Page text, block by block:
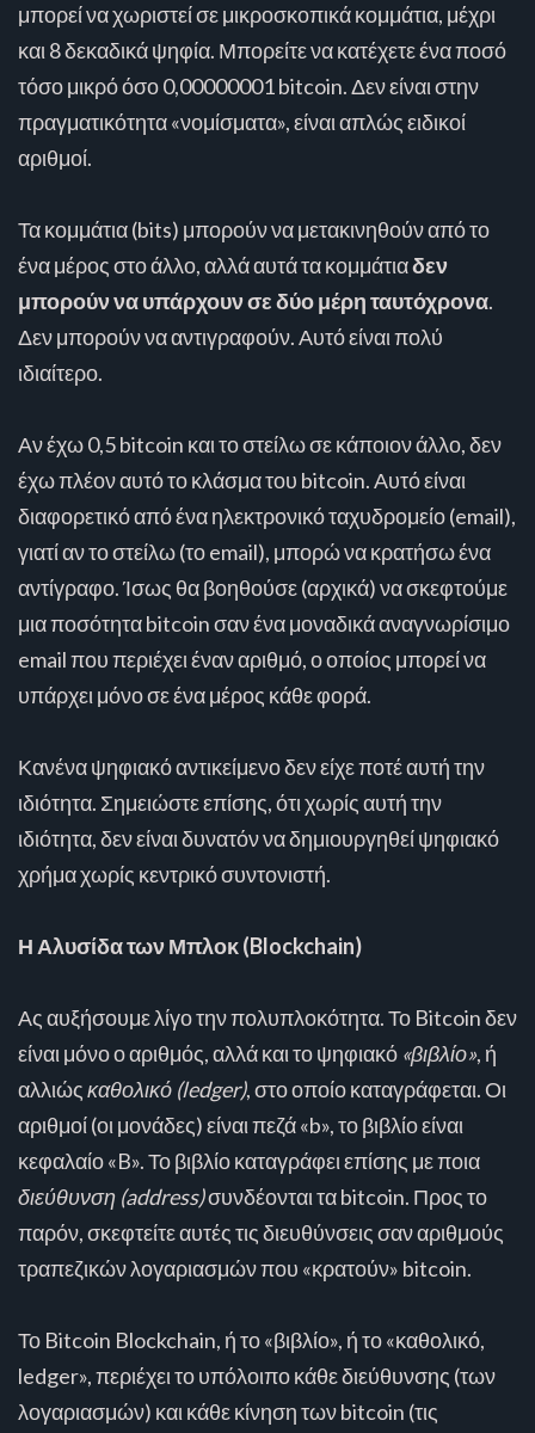
μπορεί να χωριστεί σε μικροσκοπικά κομμάτια, μέχρι
και 8 δεκαδικά ψηφία. Μπορείτε να κατέχετε ένα ποσό
τόσο μικρό όσο 0,00000001 bitcoin. Δεν είναι στην
πραγματικότητα «νομίσματα», είναι απλώς ειδικοί
αριθμοί.
Τα κομμάτια (bits) μπορούν να μετακινηθούν από το
ένα μέρος στο άλλο, αλλά αυτά τα κομμάτιαδεν
μπορούν να υπάρχουν σε δύο μέρη ταυτόχρονα.
Δεν μπορούν να αντιγραφούν. Αυτό είναι πολύ
ιδιαίτερο.
Αν έχω 0,5 bitcoin και το στείλω σε κάποιον άλλο, δεν
έχω πλέον αυτό το κλάσμα του bitcoin. Αυτό είναι
διαφορετικό από ένα ηλεκτρονικό ταχυδρομείο (email),
γιατί αν το στείλω (το email), μπορώ να κρατήσω ένα
αντίγραφο. Ίσως θα βοηθούσε (αρχικά) να σκεφτούμε
μια ποσότητα bitcoin σαν ένα μοναδικά αναγνωρίσιμο
email που περιέχει έναν αριθμό, ο οποίος μπορεί να
υπάρχει μόνο σε ένα μέρος κάθε φορά.
Κανένα ψηφιακό αντικείμενο δεν είχε ποτέ αυτή την
ιδιότητα. Σημειώστε επίσης, ότι χωρίς αυτή την
ιδιότητα, δεν είναι δυνατόν να δημιουργηθεί ψηφιακό
χρήμα χωρίς κεντρικό συντονιστή.
Η Αλυσίδα των Μπλοκ (Blockchain)
Ας αυξήσουμε λίγο την πολυπλοκότητα. Το Bitcoin δεν
είναι μόνο ο αριθμός, αλλά και το ψηφιακό «βιβλίο», ή
αλλιώςκαθολικό (ledger), στο οποίο καταγράφεται. Οι
αριθμοί (οι μονάδες) είναι πεζά «b», το βιβλίο είναι
κεφαλαίο «B». Το βιβλίο καταγράφει επίσης με ποια
διεύθυνση (address)συνδέονται τα bitcoin. Προς το
παρόν, σκεφτείτε αυτές τις διευθύνσεις σαν αριθμούς
τραπεζικών λογαριασμών που «κρατούν» bitcoin.
Το Bitcoin Blockchain, ή το «βιβλίο», ή το «καθολικό,
ledger», περιέχει το υπόλοιπο κάθε διεύθυνσης (των
λογαριασμών) και κάθε κίνηση των bitcoin (τις